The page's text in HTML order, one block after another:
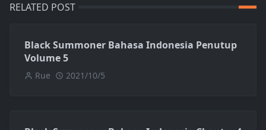
RELATED POST
Black Summoner Bahasa Indonesia Penutup
Volume 5
Rue 2021/10/5